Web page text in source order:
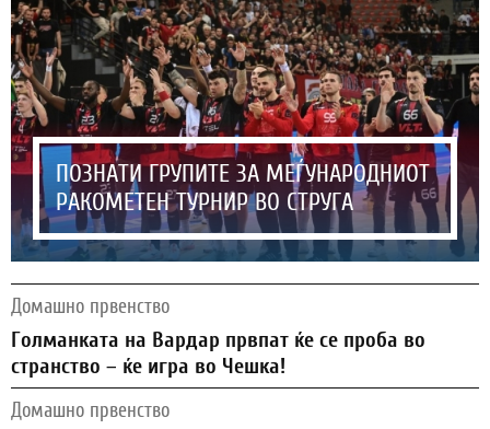
ПОЗНАТИ ГРУПИТЕ ЗА МЕЃУНАРОДНИОТ
РАКОМЕТЕН ТУРНИР ВО СТРУГА
Домашно првенство
Голманката на Вардар првпат ќе се проба во
странство – ќе игра во Чешка!
Домашно првенство